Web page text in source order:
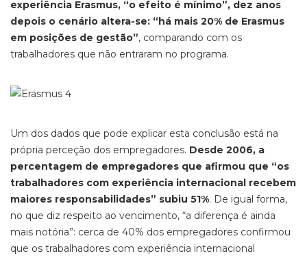
experiência Erasmus, “o efeito é mínimo”, dez anos
depois o cenário altera-se: “há mais 20% de Erasmus
em posições de gestão”, comparando com os
trabalhadores que não entraram no programa.
Um dos dados que pode explicar esta conclusão está na
própria perceção dos empregadores. Desde 2006, a
percentagem de empregadores que afirmou que “os
trabalhadores com experiência internacional recebem
maiores responsabilidades” subiu 51%. De igual forma,
no que diz respeito ao vencimento, “a diferença é ainda
mais notória”: cerca de 40% dos empregadores confirmou
que os trabalhadores com experiência internacional